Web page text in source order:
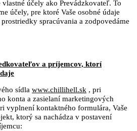
vlastné účely ako Prevádzkovateľ. To
účely, pre ktoré Vaše osobné údaje
spracúvania a zodpovedáme
a príjemcov, ktorí
sídla www.chillihell.sk , pri
konta a zasielaní marketingových
vyplnení kontaktného formulára, Vaše
ktorý sa nachádza v postavení